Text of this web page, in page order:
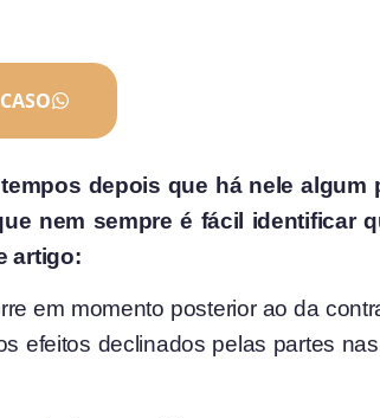
depois que há nele algum
nem sempre é fácil identificar
artigo:
em momento posterior ao da
efeitos declinados pelas partes